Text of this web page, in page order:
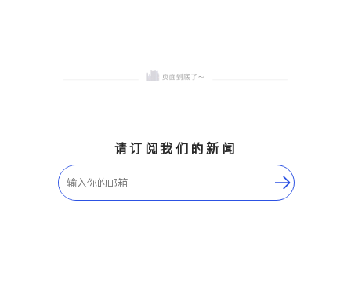
请订阅我们的新闻